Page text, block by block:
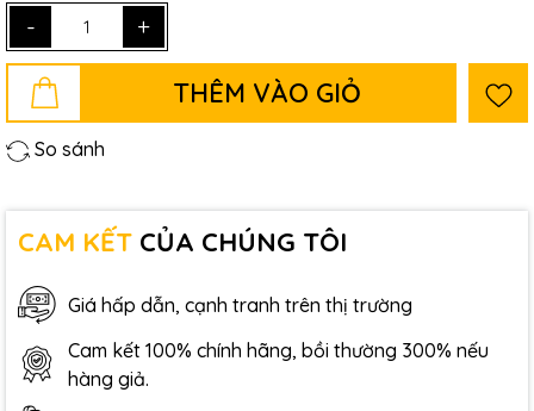
- +
THÊM VÀO GIỎ
So sánh
CAM KẾT CỦA CHÚNG TÔI
Giá hấp dẫn, cạnh tranh trên thị trường
Cam kết 100% chính hãng, bồi thường 300% nếu
hàng giả.